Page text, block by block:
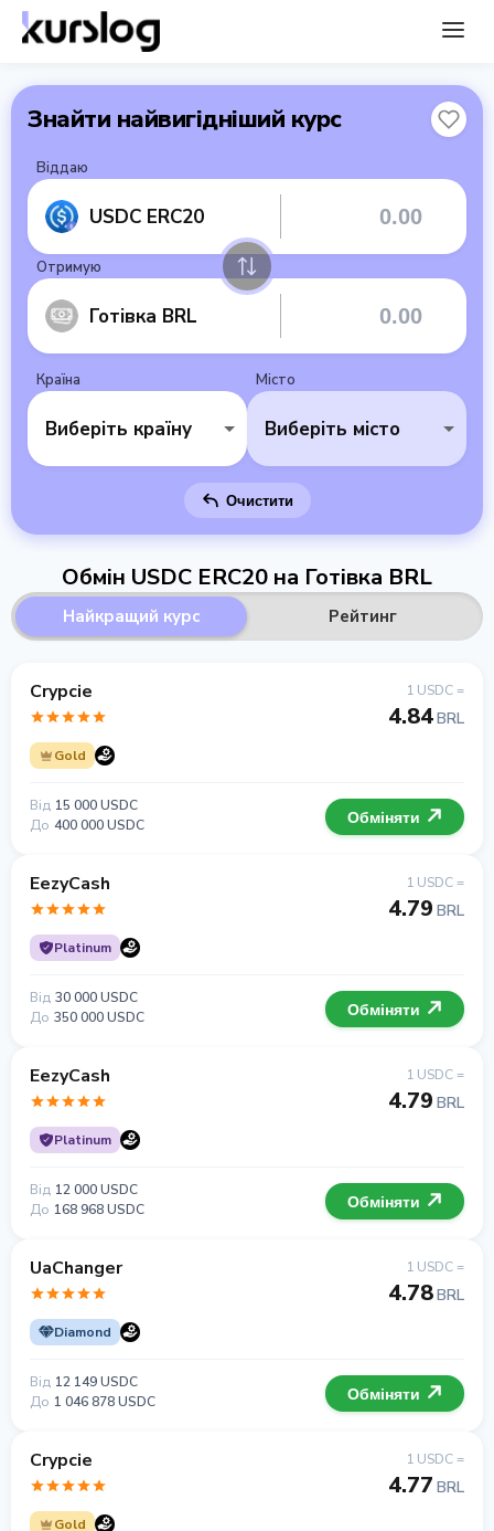
Знайти найвигідніший курс
Віддаю
USDC ERC20
Отримую
Готівка BRL
Країна
Виберіть країну
Місто
Виберіть місто
Очистити
Обмін USDC ERC20 на Готівка BRL
Найкращий курс Рейтинг
Crypcie
Gold
1 USDC =
4.84BRL
Від 15 000 USDC
До 400 000 USDC Обміняти
EezyCash
Platinum
1 USDC =
4.79 BRL
Від 30 000 USDC
До 350 000 USDC Обміняти
EezyCash
Platinum
1 USDC =
4.79 BRL
Від 12 000 USDC
До 168 968 USDC Обміняти
UaChanger
Diamond
1 USDC =
4.78BRL
Від 12 149 USDC
До 1 046 878 USDC Обміняти
Crypcie
Gold
1 USDC =
4.77 BRL